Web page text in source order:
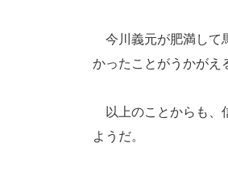
今川義元が肥満して
かったことがうかがえ
以上のことからも、
ようだ。